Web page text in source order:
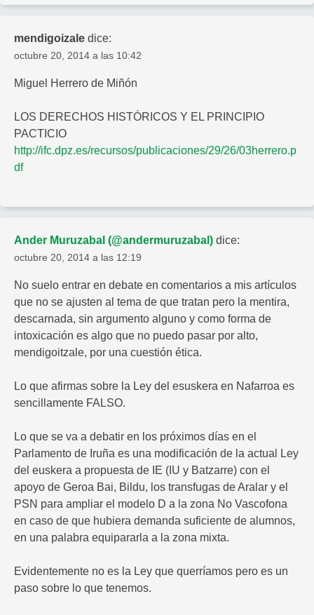
mendigoizale dice:
octubre 20, 2014 a las 10:42
Miguel Herrero de Miñón
LOS DERECHOS HISTÓRICOS Y EL PRINCIPIO
PACTICIO
http://ifc.dpz.es/recursos/publicaciones/29/26/03herrero.p
df
Ander Muruzabal (@andermuruzabal) dice:
octubre 20, 2014 a las 12:19
No suelo entrar en debate en comentarios a mis artículos
que no se ajusten al tema de que tratan pero la mentira,
descarnada, sin argumento alguno y como forma de
intoxicación es algo que no puedo pasar por alto,
mendigoitzale, por una cuestión ética.
Lo que afirmas sobre la Ley del esuskera en Nafarroa es
sencillamente FALSO.
Lo que se va a debatir en los próximos días en el
Parlamento de Iruña es una modificación de la actual Ley
del euskera a propuesta de IE (IU y Batzarre) con el
apoyo de Geroa Bai, Bildu, los transfugas de Aralar y el
PSN para ampliar el modelo D a la zona No Vascofona
en caso de que hubiera demanda suficiente de alumnos,
en una palabra equipararla a la zona mixta.
Evidentemente no es la Ley que querríamos pero es un
paso sobre lo que tenemos.